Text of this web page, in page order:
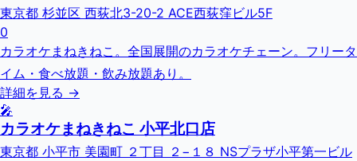
東京都 杉並区 西荻北3-20-2 ACE西荻窪ビル5F
0
カラオケまねきねこ。全国展開のカラオケチェーン。フリータ
イム・食べ放題・飲み放題あり。
詳細を見る →
🎤
カラオケまねきねこ 小平北口店
東京都 小平市 美園町 ２丁目 ２−１８ NSプラザ小平第一ビル